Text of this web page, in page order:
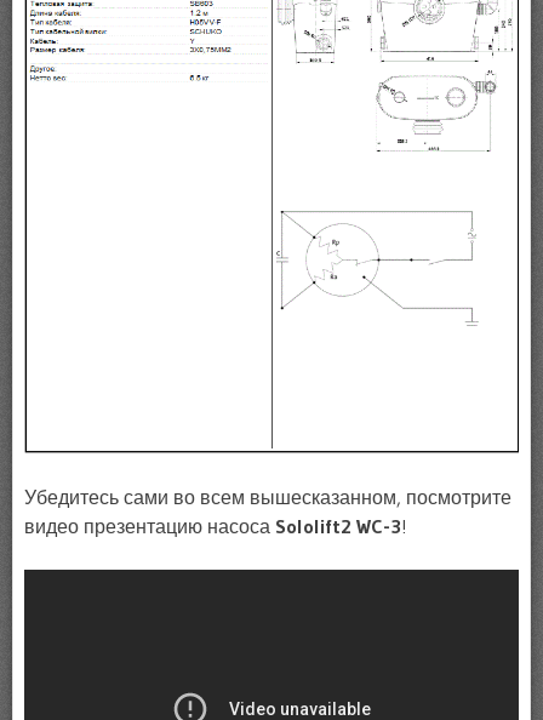
Убедитесь сами во всем вышесказанном, посмотрите
видео презентацию насоса Sololift2 WC-3!